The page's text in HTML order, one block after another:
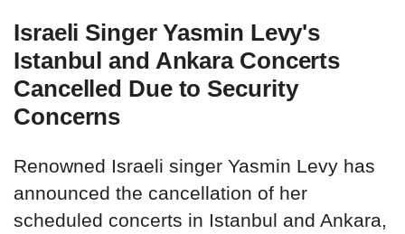
Açıldı
Israeli Singer Yasmin Levy's
Istanbul and Ankara Concerts
Cancelled Due to Security
Concerns
Renowned Israeli singer Yasmin Levy has
announced the cancellation of her
scheduled concerts in Istanbul and Ankara,